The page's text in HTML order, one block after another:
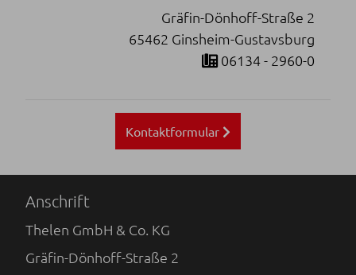
Gräfin-Dönhoff-Straße 2
65462 Ginsheim-Gustavsburg
06134 - 2960-0
Kontaktformular
Anschrift
Thelen GmbH & Co. KG
Gräfin-Dönhoff-Straße 2